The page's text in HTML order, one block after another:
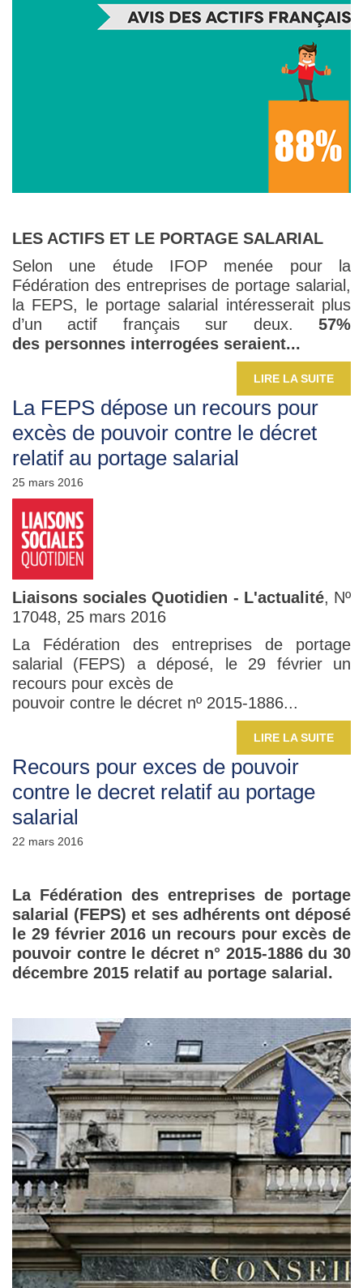
LES ACTIFS ET LE PORTAGE SALARIAL
Selon une étude IFOP menée pour la
Fédération des entreprises de portage salarial,
la FEPS, le portage salarial intéresserait plus
d’un actif français sur deux. 57%
des personnes interrogées seraient...
LIRE LA SUITE
La FEPS dépose un recours pour
excès de pouvoir contre le décret
relatif au portage salarial
25 mars 2016
Liaisons sociales Quotidien ‐ L'actualité, Nº
17048, 25 mars 2016
La Fédération des entreprises de portage
salarial (FEPS) a déposé, le 29 février un
recours pour excès de
pouvoir contre le décret nº 2015‐1886...
LIRE LA SUITE
Recours pour exces de pouvoir
contre le decret relatif au portage
salarial
22 mars 2016
La Fédération des entreprises de portage
salarial (FEPS) et ses adhérents ont déposé
le 29 février 2016 un recours pour excès de
pouvoir contre le décret n° 2015-1886 du 30
décembre 2015 relatif au portage salarial.